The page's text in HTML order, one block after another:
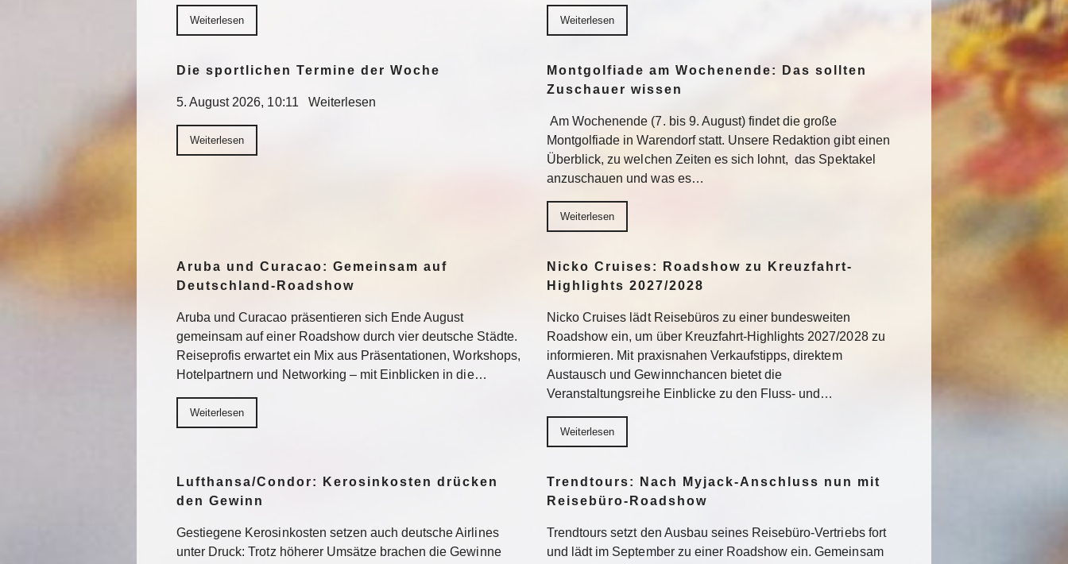
Weiterlesen Weiterlesen
Die sportlichen Termine der Woche
5. August 2026, 10:11 Weiterlesen
Weiterlesen
Montgolfiade am Wochenende: Das sollten
Zuschauer wissen
Am Wochenende (7. bis 9. August) findet die große
Montgolfiade in Warendorf statt. Unsere Redaktion gibt einen
Überblick, zu welchen Zeiten es sich lohnt, das Spektakel
anzuschauen und was es…
Weiterlesen
Aruba und Curacao: Gemeinsam auf
Deutschland-Roadshow
Aruba und Curacao präsentieren sich Ende August
gemeinsam auf einer Roadshow durch vier deutsche Städte.
Reiseprofis erwartet ein Mix aus Präsentationen, Workshops,
Hotelpartnern und Networking – mit Einblicken in die…
Weiterlesen
Nicko Cruises: Roadshow zu Kreuzfahrt-
Highlights 2027/2028
Nicko Cruises lädt Reisebüros zu einer bundesweiten
Roadshow ein, um über Kreuzfahrt-Highlights 2027/2028 zu
informieren. Mit praxisnahen Verkaufstipps, direktem
Austausch und Gewinnchancen bietet die
Veranstaltungsreihe Einblicke zu den Fluss- und…
Weiterlesen
Lufthansa/Condor: Kerosinkosten drücken
den Gewinn
Gestiegene Kerosinkosten setzen auch deutsche Airlines
unter Druck: Trotz höherer Umsätze brachen die Gewinne
Trendtours: Nach Myjack-Anschluss nun mit
Reisebüro-Roadshow
Trendtours setzt den Ausbau seines Reisebüro-Vertriebs fort
und lädt im September zu einer Roadshow ein. Gemeinsam